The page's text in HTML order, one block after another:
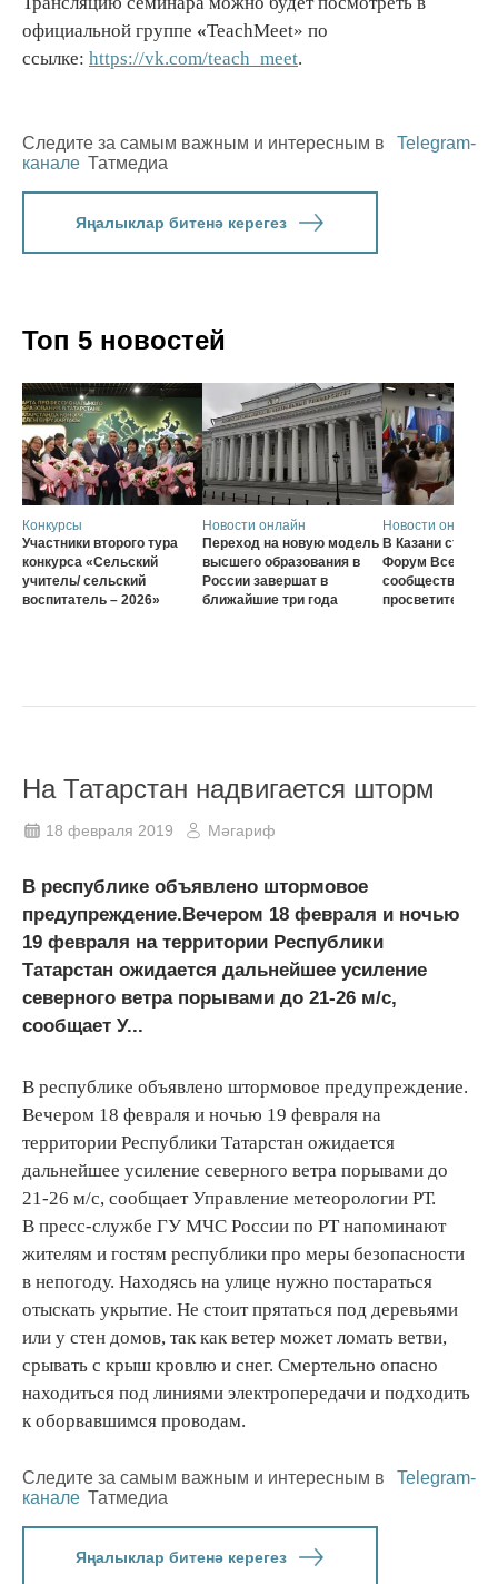
официальной группе «TeachMeet» по
ссылке: https://vk.com/teach_meet.
Следите за самым важным и интересным в
Telegram-
канале Татмедиа
Яңалыклар битенә керегез
Топ 5 новостей
Конкурсы
Участники второго тура
конкурса «Сельский
учитель/ сельский
воспитатель – 2026»
Новости онлайн
Переход на новую модель
высшего образования в
России завершат в
ближайшие три года
Новости онлайн
В Казани
Форум
сообщества
просветителей
На Татарстан надвигается шторм
18 февраля 2019 Мәгариф
В республике объявлено штормовое
предупреждение.Вечером 18 февраля и ночью
19 февраля на территории Республики
Татарстан ожидается дальнейшее усиление
северного ветра порывами до 21-26 м/с,
сообщает У...
В республике объявлено штормовое предупреждение.
Вечером 18 февраля и ночью 19 февраля на
территории Республики Татарстан ожидается
дальнейшее усиление северного ветра порывами до
21-26 м/с, сообщает Управление метеорологии РТ.
В пресс-службе ГУ МЧС России по РТ напоминают
жителям и гостям республики про меры безопасности
в непогоду. Находясь на улице нужно постараться
отыскать укрытие. Не стоит прятаться под деревьями
или у стен домов, так как ветер может ломать ветви,
срывать с крыш кровлю и снег. Смертельно опасно
находиться под линиями электропередачи и подходить
к оборвавшимся проводам.
Следите за самым важным и интересным в
Telegram-
канале Татмедиа
Яңалыклар битенә керегез